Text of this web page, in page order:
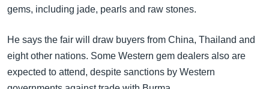
ကြည့်
ရန်
ရှာဖွေ
ရန်
ဗွီအိုအေ လူမှုကွန်ယက်များ
ဘာသာစကားများ
gems, including jade, pearls and raw stones.
He says the fair will draw buyers from China, Thailand and
eight other nations. Some Western gem dealers also are
expected to attend, despite sanctions by Western